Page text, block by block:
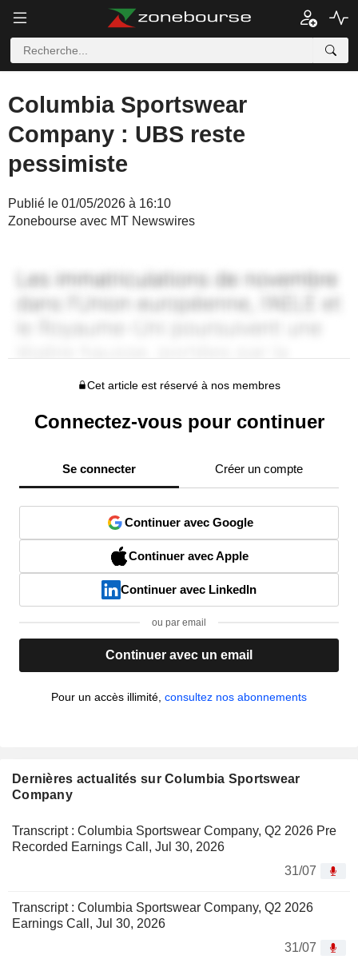
Columbia Sportswear
Company : UBS reste
pessimiste
Publié le 01/05/2026 à 16:10
Zonebourse avec MT Newswires
Cet article est réservé à nos membres
Connectez-vous pour continuer
Se connecter Créer un compte
Continuer avec Google
Continuer avec Apple
Continuer avec LinkedIn
ou par email
Continuer avec un email
Pour un accès illimité, consultez nos abonnements
Dernières actualités sur Columbia Sportswear
Company
Transcript : Columbia Sportswear Company, Q2 2026 Pre
Recorded Earnings Call, Jul 30, 2026
31/07
Transcript : Columbia Sportswear Company, Q2 2026
Earnings Call, Jul 30, 2026
31/07